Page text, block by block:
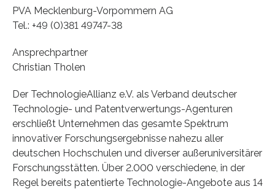
PVA Mecklenburg-Vorpommern AG
Tel.: +49 (0)381 49747-38
Ansprechpartner
Christian Tholen
Der TechnologieAllianz e.V. als Verband deutscher
Technologie- und Patentverwertungs-Agenturen
erschließt Unternehmen das gesamte Spektrum
innovativer Forschungsergebnisse nahezu aller
deutschen Hochschulen und diverser außeruniversitärer
Forschungsstätten. Über 2.000 verschiedene, in der
Regel bereits patentierte Technologie-Angebote aus 14